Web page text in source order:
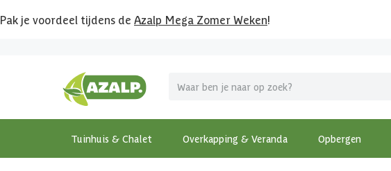
Pak je voordeel tijdens de Azalp Mega Zomer Weken!
Tuinhuis & Chalet Overkapping & Veranda Opbergen
MEGA zomer kortingen op overkappingen en tuinhuizen!
Bekijk de actiemodellen
Gratis wandplankset
Ontdek onze metalen overkappingen